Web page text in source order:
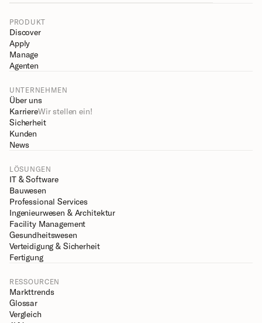
PRODUKT
Discover
Apply
Manage
Agenten
UNTERNEHMEN
Über uns
KarriereWir stellen ein!
Sicherheit
Kunden
News
LÖSUNGEN
IT & Software
Bauwesen
Professional Services
Ingenieurwesen & Architektur
Facility Management
Gesundheitswesen
Verteidigung & Sicherheit
Fertigung
RESSOURCEN
Markttrends
Glossar
Vergleich